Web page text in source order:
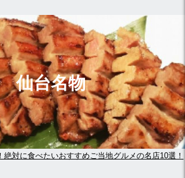
仙台名物
対に食べたいおすすめご当地グルメの名店10選！